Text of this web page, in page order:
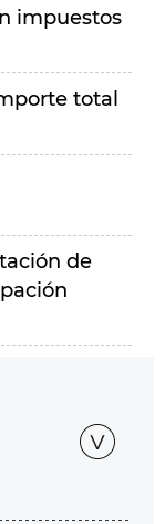
impuestos
total
de